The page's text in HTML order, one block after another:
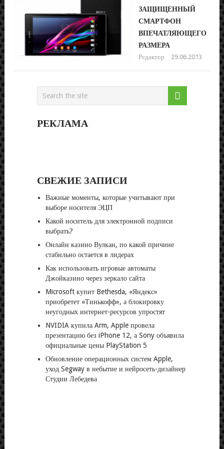
ЗАЩИЩЕННЫЙ
СМАРТФОН
ВПЕЧАТЛЯЮЩЕГО
РАЗМЕРА
Редактор 29.06.2013
РЕКЛАМА
СВЕЖИЕ ЗАПИСИ
Важные моменты, которые учитывают при
выборе носителя ЭЦП
Какой носитель для электронной подписи
выбрать?
Онлайн казино Вулкан, по какой причине
стабильно остается в лидерах
Как использовать игровые автоматы
Джойказино через зеркало сайта
Microsoft купит Bethesda, «Яндекс»
приобретет «Тинькофф», а блокировку
неугодных интернет-ресурсов упростят
NVIDIA купила Arm, Apple провела
презентацию без iPhone 12, а Sony объявила
официальные цены PlayStation 5
Обновление операционных систем Apple,
уход Segway в небытие и нейросеть-дизайнер
Студии Лебедева